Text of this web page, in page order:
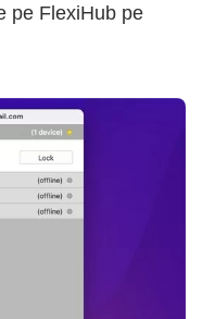
pe FlexiHub pe